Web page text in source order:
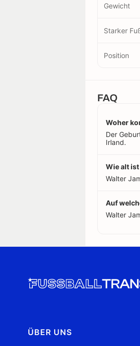
Gewicht
Starker
Position
FAQ
Woher
Der
Irland.
Wie alt
Walter
Auf
Walter
ÜBER UNS